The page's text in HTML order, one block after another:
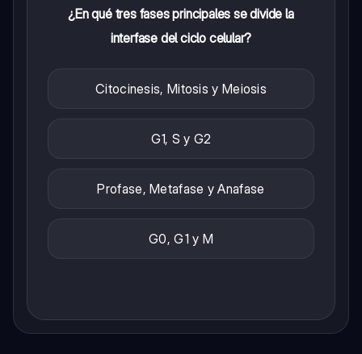
¿En qué tres fases principales se divide la
interfase del ciclo celular?
Citocinesis, Mitosis y Meiosis
G1, S y G2
Profase, Metafase y Anafase
G0, G1 y M